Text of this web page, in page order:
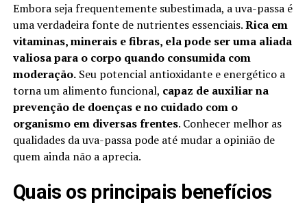
Embora seja frequentemente subestimada, a uva-passa é
uma verdadeira fonte de nutrientes essenciais.Rica em
vitaminas, minerais e fibras, ela pode ser uma aliada
valiosa para o corpo quando consumida com
moderação.Seu potencial antioxidante e energético a
torna um alimento funcional, capaz de auxiliar na
prevenção de doenças e no cuidado com o
organismo em diversas frentes. Conhecer melhor as
qualidades da uva-passa pode até mudar a opinião de
quem ainda não a aprecia.
Quais os principais benefícios